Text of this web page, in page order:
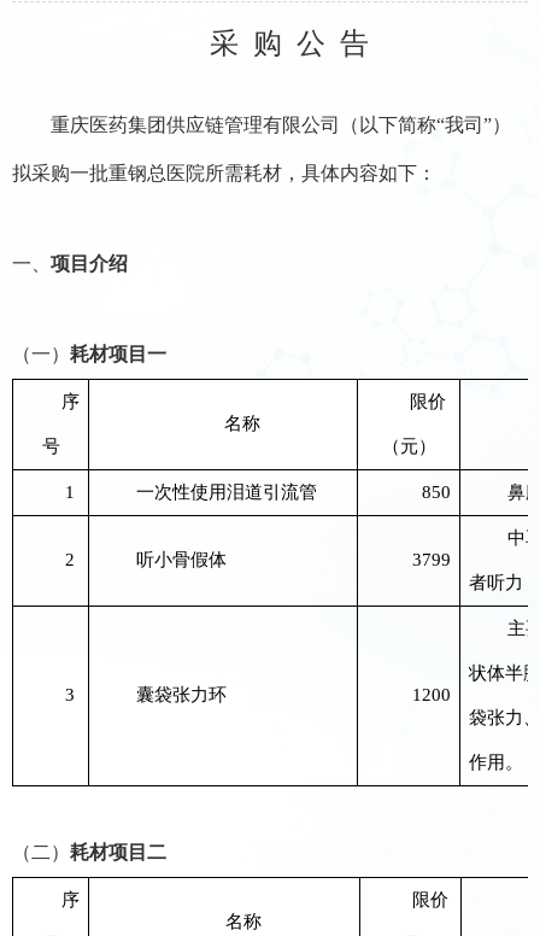
采 购 公 告
重庆医药集团供应链管理有限公司 （以下简称“我司”）
拟采购一批重钢总医院所需耗材 ，具体内容如下：
一、 项目介绍
（一） 耗材项目 一
序
号
名称
限价
（元）
1 一次性使用泪道引流管 850 鼻
2 听小骨假体 3799
中
者听力
3 囊袋张力环 1200
主
状体半
袋张力
作用。
（二） 耗材项目 二
序
名称
限价